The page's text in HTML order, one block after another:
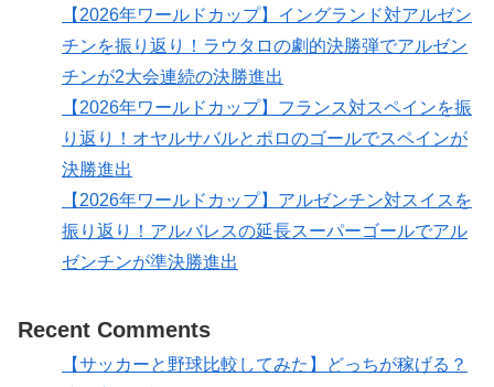
【2026年ワールドカップ】イングランド対アルゼン
チンを振り返り！ラウタロの劇的決勝弾でアルゼン
チンが2大会連続の決勝進出
【2026年ワールドカップ】フランス対スペインを振
り返り！オヤルサバルとポロのゴールでスペインが
決勝進出
【2026年ワールドカップ】アルゼンチン対スイスを
振り返り！アルバレスの延長スーパーゴールでアル
ゼンチンが準決勝進出
Recent Comments
【サッカーと野球比較してみた】どっちが稼げる？